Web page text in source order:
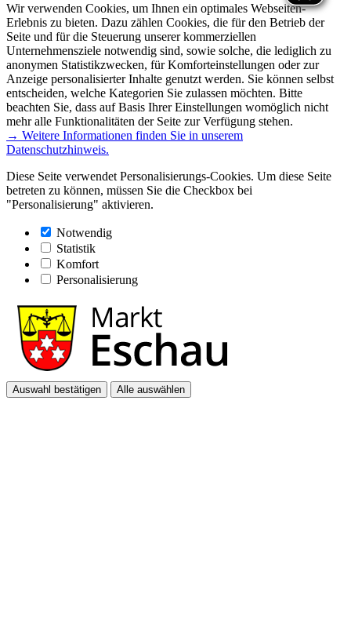
Wir verwenden Cookies, um Ihnen ein optimales Webseiten-
Erlebnis zu bieten. Dazu zählen Cookies, die für den Betrieb der
Seite und für die Steuerung unserer kommerziellen
Unternehmensziele notwendig sind, sowie solche, die lediglich zu
anonymen Statistikzwecken, für Komforteinstellungen oder zur
Anzeige personalisierter Inhalte genutzt werden. Sie können selbst
entscheiden, welche Kategorien Sie zulassen möchten. Bitte
beachten Sie, dass auf Basis Ihrer Einstellungen womöglich nicht
mehr alle Funktionalitäten der Seite zur Verfügung stehen.
→ Weitere Informationen finden Sie in unserem
Datenschutzhinweis.
Diese Seite verwendet Personalisierungs-Cookies. Um diese Seite
betreten zu können, müssen Sie die Checkbox bei
"Personalisierung" aktivieren.
Notwendig
Statistik
Komfort
Personalisierung
Auswahl bestätigen Alle auswählen